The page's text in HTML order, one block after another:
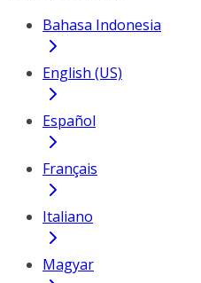
Bahasa Indonesia
English (US)
Español
Français
Italiano
Magyar